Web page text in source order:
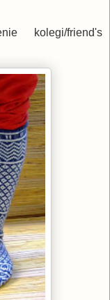
kolegi/friend's